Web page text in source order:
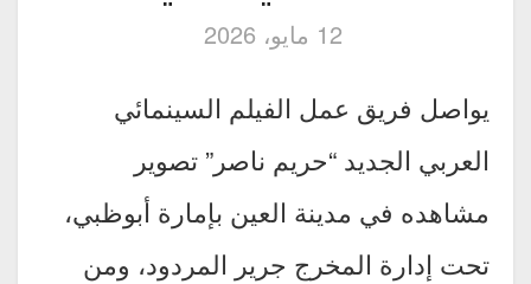
12 مايو، 2026
يواصل فريق عمل الفيلم السينمائي
العربي الجديد “حريم ناصر” تصوير
مشاهده في مدينة العين بإمارة أبوظبي،
تحت إدارة المخرج جرير المردود، ومن